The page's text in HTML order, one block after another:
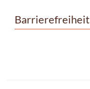
Barrierefreiheit